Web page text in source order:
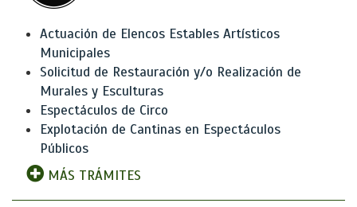
Actuación de Elencos Estables Artísticos
Municipales
Solicitud de Restauración y/o Realización de
Murales y Esculturas
Espectáculos de Circo
Explotación de Cantinas en Espectáculos
Públicos
MÁS TRÁMITES